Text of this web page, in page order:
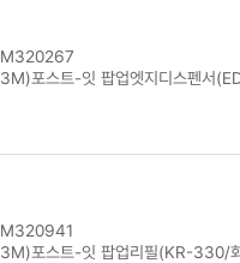
M320267
3M)포스트-잇 팝업엣지디스펜서
M320941
3M)포스트-잇 팝업리필(KR-330/